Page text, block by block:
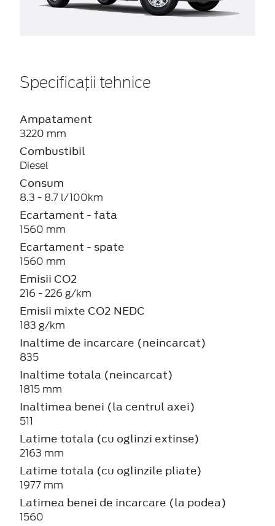
Specificații tehnice
Ampatament
3220 mm
Combustibil
Diesel
Consum
8.3 - 8.7 l/100km
Ecartament - fata
1560 mm
Ecartament - spate
1560 mm
Emisii CO2
216 - 226 g/km
Emisii mixte CO2 NEDC
183 g/km
Inaltime de incarcare (neincarcat)
835
Inaltime totala (neincarcat)
1815 mm
Inaltimea benei (la centrul axei)
511
Latime totala (cu oglinzi extinse)
2163 mm
Latime totala (cu oglinzile pliate)
1977 mm
Latimea benei de incarcare (la podea)
1560